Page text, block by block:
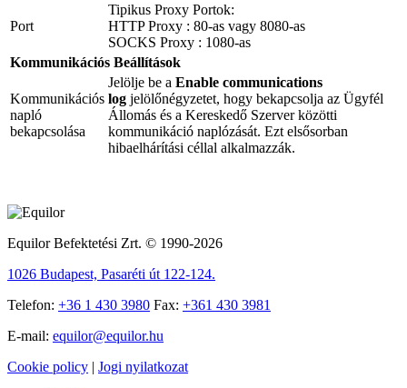
Port
Tipikus Proxy Portok:
HTTP Proxy : 80-as vagy 8080-as
SOCKS Proxy : 1080-as
Kommunikációs Beállítások
Kommunikációs
napló
bekapcsolása
Jelölje be a Enable communications
log jelölőnégyzetet, hogy bekapcsolja az Ügyfél
Állomás és a Kereskedő Szerver közötti
kommunikáció naplózását. Ezt elsősorban
hibaelhárítási céllal alkalmazzák.
Equilor Befektetési Zrt. © 1990-2026
1026 Budapest, Pasaréti út 122-124.
Telefon: +36 1 430 3980 Fax: +361 430 3981
E-mail: equilor@equilor.hu
Cookie policy | Jogi nyilatkozat